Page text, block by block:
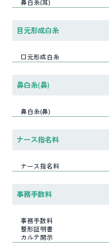
鼻白糸(耳)
目元形成白糸
口元形成白糸
鼻白糸(鼻)
鼻白糸(鼻)
ナース指名料
ナース指名料
事務手数料
事務手数料
整形証明書
カルテ開示